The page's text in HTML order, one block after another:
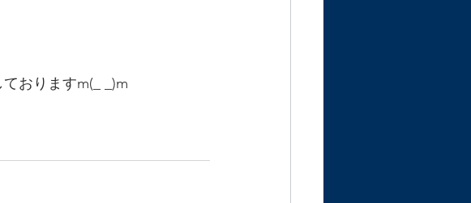
おりますm(_ _)m